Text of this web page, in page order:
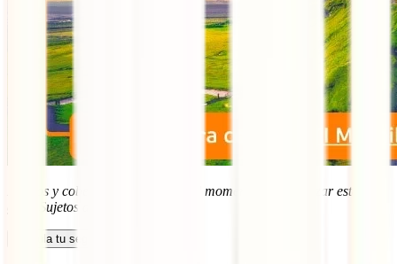
Precios y coberturas vigentes en el momento de actualizar esta
guía. Sujetos a posibles cambios.
Calcula tu seguro